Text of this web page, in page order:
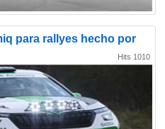
para rallyes hecho por
Hits 1010